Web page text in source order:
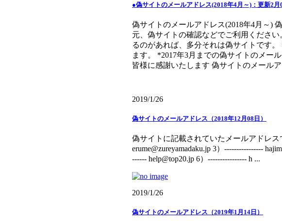
●偽サイトのメールアドレス(2018年4月～)：更新2月
偽サイトのメールアドレス(2018年4月～)
元、偽サイトの確認などでご利用くださ
るのがあれば、多分それは偽サイトです
ます。 *2017年3月までの偽サイトのメー
皆様に感謝いたします 偽サイトのメール
2019/1/26
偽サイトのメールアドレス（2018年12月08日）
偽サイトに記載されていたメールアドレス
erume@zureyamadaku.jp 3）----------------
------ help@top20.jp 6）---------------- h ...
2019/1/26
偽サイトのメールアドレス（2019年1月14日）